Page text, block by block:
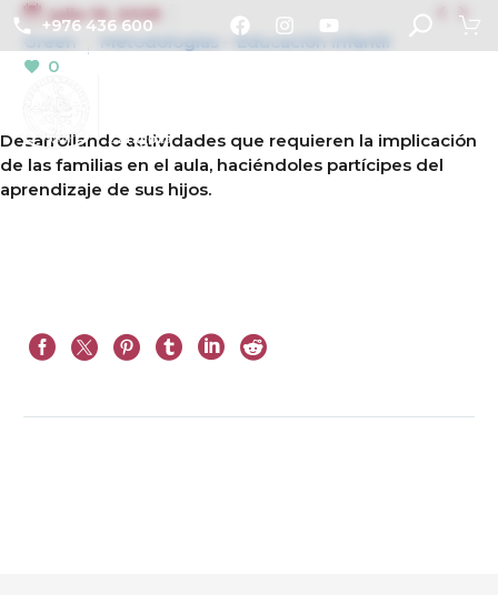
+976 436 600  
julio 10, 2025
Green
Metodologías – Educación Infantil
0
Desarrollando actividades que requieren la implicación
de las familias en el aula, haciéndoles partícipes del
aprendizaje de sus hijos.